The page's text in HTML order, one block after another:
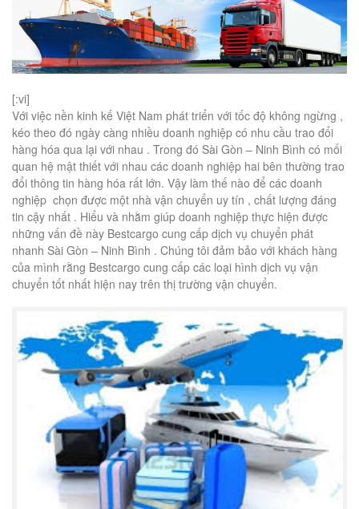
[:vi]
Với việc nền kinh kế Việt Nam phát triển với tốc độ không ngừng ,
kéo theo đó ngày càng nhiều doanh nghiệp có nhu cầu trao đổi
hàng hóa qua lại với nhau . Trong đó Sài Gòn – Ninh Bình có mối
quan hệ mật thiết với nhau các doanh nghiệp hai bên thường trao
đổi thông tin hàng hóa rất lớn. Vậy làm thế nào để các doanh
nghiệp chọn được một nhà vận chuyển uy tín , chất lượng đáng
tin cậy nhất . Hiểu và nhằm giúp doanh nghiệp thực hiện được
những vấn đề này Bestcargo cung cấp dịch vụ chuyển phát
nhanh Sài Gòn – Ninh Bình . Chúng tôi đảm bảo với khách hàng
của mình rằng Bestcargo cung cấp các loại hình dịch vụ vận
chuyển tốt nhất hiện nay trên thị trường vận chuyển.